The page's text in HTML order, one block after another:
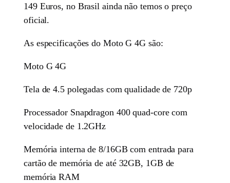
149 Euros, no Brasil ainda não temos o preço
oficial.
As especificações do Moto G 4G são:
Moto G 4G
Tela de 4.5 polegadas com qualidade de 720p
Processador Snapdragon 400 quad-core com
velocidade de 1.2GHz
Memória interna de 8/16GB com entrada para
cartão de memória de até 32GB, 1GB de
memória RAM